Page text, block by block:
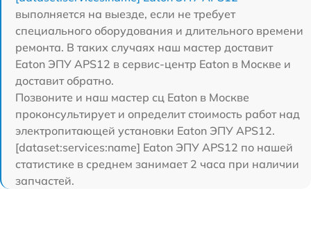
выполняется на выезде, если не требует
специального оборудования и длительного времени
ремонта. В таких случаях наш мастер доставит
Eaton ЭПУ APS12 в сервис-центр Eaton в Москве и
доставит обратно.
Позвоните и наш мастер сц Eaton в Москве
проконсультирует и определит стоимость работ над
электропитающей установки Eaton ЭПУ APS12.
[dataset:services:name] Eaton ЭПУ APS12 по нашей
статистике в среднем занимает 2 часа при наличии
запчастей.